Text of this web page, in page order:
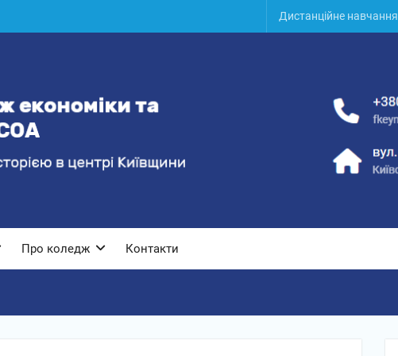
Дистанційне навчання
Про коледж Контакти